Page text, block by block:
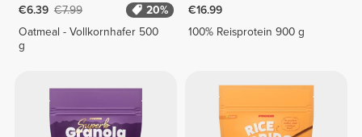
€6.39 €7.99
20%
Oatmeal - Vollkornhafer 500
g
€16.99
100% Reisprotein 900 g